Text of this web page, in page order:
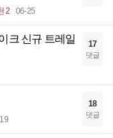
2 06-25
크 신규 트레일
17
댓글
18
댓글